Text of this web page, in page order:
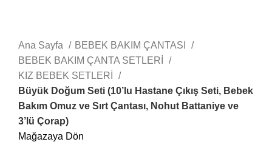
Ana Sayfa
BEBEK BAKIM ÇANTASI
BEBEK BAKIM ÇANTA SETLERİ
KIZ BEBEK SETLERİ
Büyük Doğum Seti (10’lu Hastane Çıkış Seti, Bebek
Bakım Omuz ve Sırt Çantası, Nohut Battaniye ve
3’lü Çorap)
Mağazaya Dön